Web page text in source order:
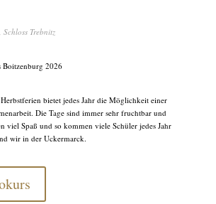
Trebnitz
Boitzenburg 2026
bietet jedes Jahr die Möglichkeit einer
Die Tage sind immer sehr fruchtbar und
viel Spaß und so kommen viele Schüler jedes Jahr
wir in der Uckermarck.